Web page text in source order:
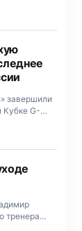
завершили
Кубке G-
тренера